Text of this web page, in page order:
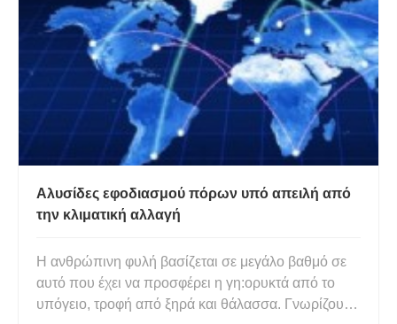
βρίσκεται στους κόκκους του πάγου και στους
ατμούς δεν είναι τίποτα λιγότερο από τα
Αλυσίδες εφοδιασμού πόρων υπό απειλή από
την κλιματική αλλαγή
Η ανθρώπινη φυλή βασίζεται σε μεγάλο βαθμό σε
αυτό που έχει να προσφέρει η γη:ορυκτά από το
υπόγειο, τροφή από ξηρά και θάλασσα. Γνωρίζουμε